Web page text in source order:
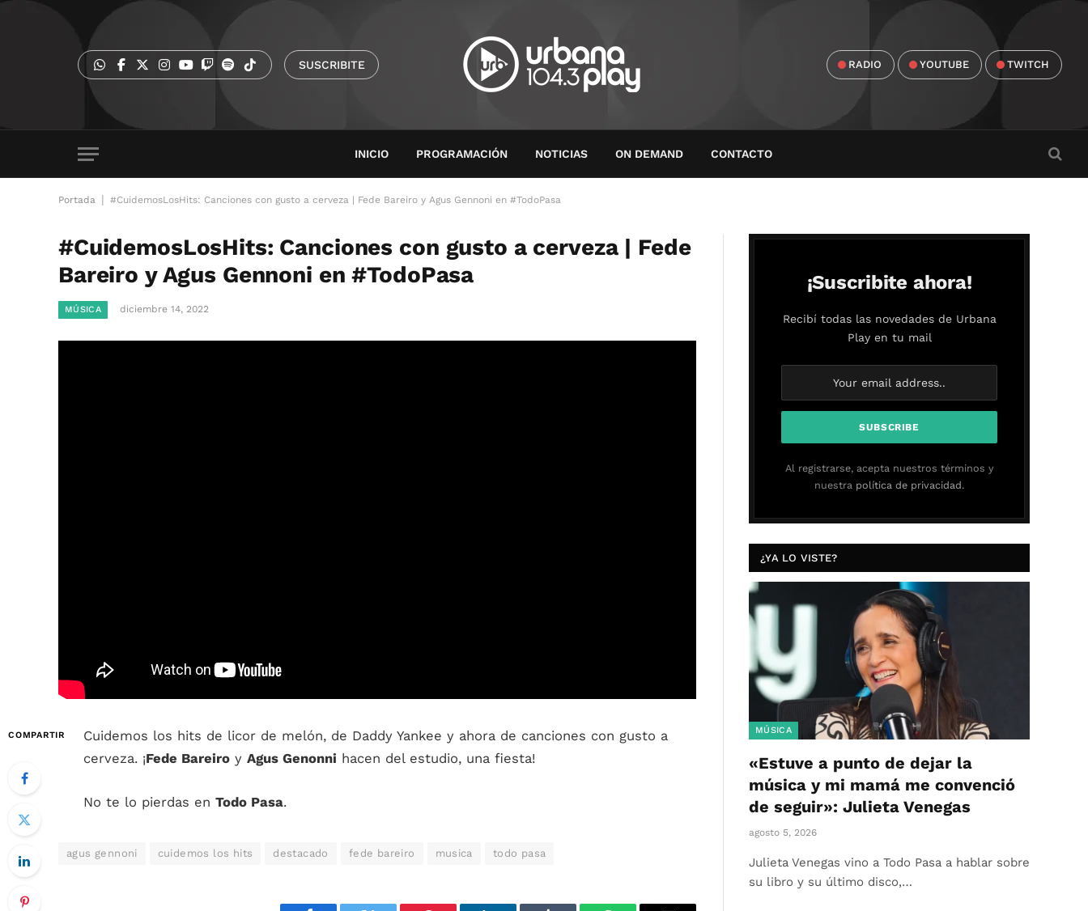
SUSCRIBITE RADIO YOUTUBE TWITCH
INICIO PROGRAMACIÓN NOTICIAS ON DEMAND CONTACTO
Portada #CuidemosLosHits: Canciones con gusto a cerveza | Fede Bareiro y Agus Gennoni en #TodoPasa
#CuidemosLosHits: Canciones con gusto a cerveza | Fede
Bareiro y Agus Gennoni en #TodoPasa
MÚSICA diciembre 14, 2022
COMPARTIR
Cuidemos los hits de licor de melón, de Daddy Yankee y ahora de canciones con gusto a
cerveza. ¡Fede Bareiro y Agus Genonni hacen del estudio, una fiesta!
No te lo pierdas en Todo Pasa.
agus gennoni cuidemos los hits destacado fede bareiro musica todo pasa
¡Suscribite ahora!
Recibí todas las novedades de Urbana
Play en tu mail
Al registrarse, acepta nuestros términos y
nuestra política de privacidad.
¿YA LO VISTE?
MÚSICA
«Estuve a punto de dejar la
música y mi mamá me convenció
de seguir»: Julieta Venegas
agosto 5, 2026
Julieta Venegas vino a Todo Pasa a hablar sobre
su libro y su último disco,…